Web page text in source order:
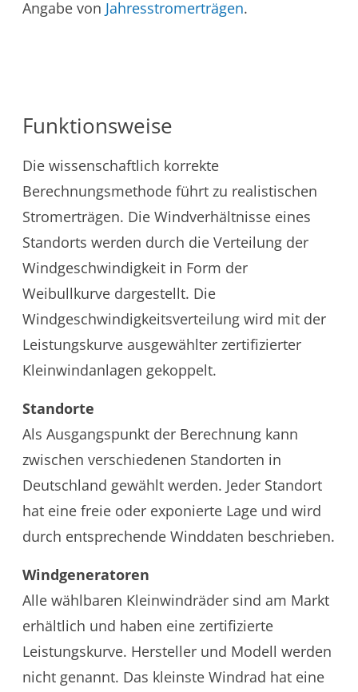
Angabe von Jahresstromerträgen.
Funktionsweise
Die wissenschaftlich korrekte
Berechnungsmethode führt zu realistischen
Stromerträgen. Die Windverhältnisse eines
Standorts werden durch die Verteilung der
Windgeschwindigkeit in Form der
Weibullkurve dargestellt. Die
Windgeschwindigkeitsverteilung wird mit der
Leistungskurve ausgewählter zertifizierter
Kleinwindanlagen gekoppelt.
Standorte
Als Ausgangspunkt der Berechnung kann
zwischen verschiedenen Standorten in
Deutschland gewählt werden. Jeder Standort
hat eine freie oder exponierte Lage und wird
durch entsprechende Winddaten beschrieben.
Windgeneratoren
Alle wählbaren Kleinwindräder sind am Markt
erhältlich und haben eine zertifizierte
Leistungskurve. Hersteller und Modell werden
nicht genannt. Das kleinste Windrad hat eine